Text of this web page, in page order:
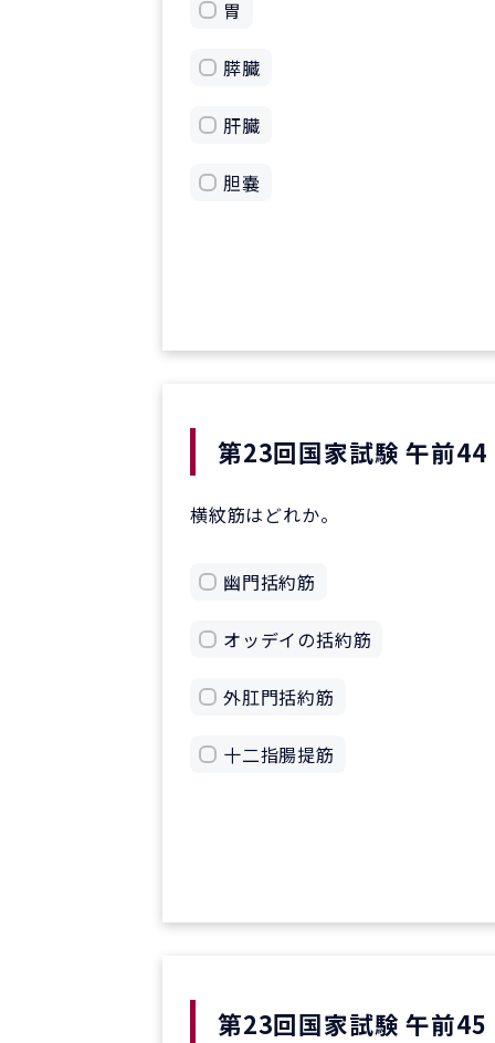
胃
膵臓
肝臓
胆嚢
第23回国家試験 午前44
横紋筋はどれか。
幽門括約筋
オッデイの括約筋
外肛門括約筋
十二指腸提筋
第23回国家試験 午前45